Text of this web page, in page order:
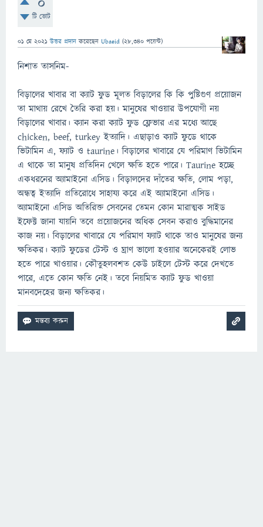
টি ভোট
01 মে 2021 উত্তর প্রদান করেছেন Ubaeid (28,340 পয়েন্ট)
নিশাত তাসনিম-
বিড়ালের খাবার বা ক্যাট ফুড মূলত বিড়ালের কি কি পুষ্টিগুণ প্রয়োজন
তা মাথায় রেখে তৈরি করা হয়। মানুষের খাওয়ার উপযোগী নয়
বিড়ালের খাবার। ক্যান করা ক্যাট ফুড ফ্লেভার এর মধ্যে আছে
chicken, beef, turkey ইত্যাদি। এছাড়াও ক্যাট ফুডে থাকে
ভিটামিন এ, ফ্যাট ও taurine। বিড়ালের খাবারে যে পরিমাণ ভিটামিন
এ থাকে তা মানুষ প্রতিদিন খেলে ক্ষতি হতে পারে। Taurine হচ্ছে
একধরনের অ্যামাইনো এসিড। বিড়ালদের দাঁতের ক্ষতি, লোম পড়া,
অন্ধত্ব ইত্যাদি প্রতিরোধে সাহায্য করে এই অ্যামাইনো এসিড।
অ্যামাইনো এসিড অতিরিক্ত সেবনের তেমন কোন মারাত্মক সাইড
ইফেক্ট জানা যায়নি তবে প্রয়োজনের অধিক সেবন করাও বুদ্ধিমানের
কাজ নয়। বিড়ালের খাবারে যে পরিমাণ ফ্যাট থাকে তাও মানুষের জন্য
ক্ষতিকর। ক্যাট ফুডের টেস্ট ও ঘ্রাণ ভালো হওয়ার অনেকেরই লোভ
হতে পারে খাওয়ার। কৌতুহলবশত কেউ চাইলে টেস্ট করে দেখতে
পারে, এতে কোন ক্ষতি নেই। তবে নিয়মিত ক্যাট ফুড খাওয়া
মানবদেহের জন্য ক্ষতিকর।